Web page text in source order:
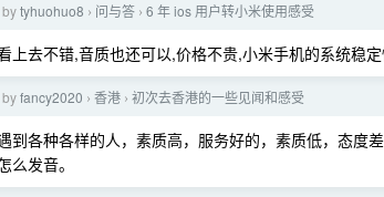
tyhuohuo8 › 问与答 › 6 年 ios 用户转小米使用感受
上去不错,音质也还可以,价格不贵,小米手机的系统稳
fancy2020 › 香港 › 初次去香港的一些见闻和感受
到各种各样的人，素质高，服务好的，素质低，态度
么发音。